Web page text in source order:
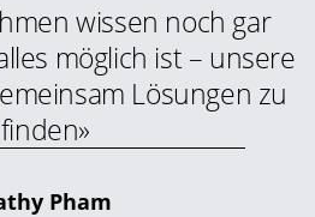
wissen noch gar
möglich ist – unsere
Lösungen zu
finden»
Pham